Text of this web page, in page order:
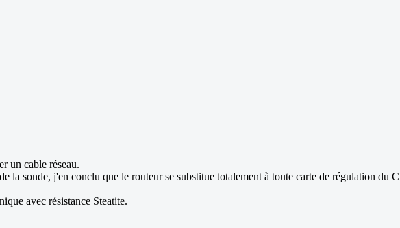
un cable réseau.
la sonde, j'en conclu que le routeur se substitue totalement à toute carte de régulation du
avec résistance Steatite.